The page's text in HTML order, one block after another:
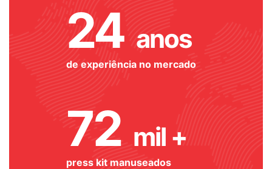
24 anos
de experiência no mercado
72 mil +
press kit manuseados